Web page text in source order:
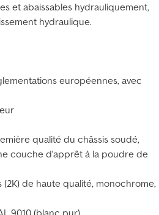
et abaissables hydrauliquement,
hydraulique.
européennes, avec
qualité du châssis soudé,
couche d'apprêt à la poudre de
de haute qualité, monochrome,